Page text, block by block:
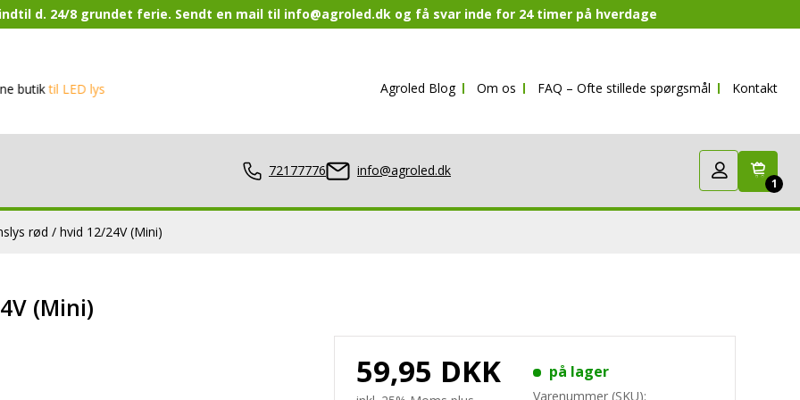
d. 24/8 grundet ferie. Sendt en mail til info@agroled.dk og få svar inde for 24 timer på hverdage
til LED lys Agroled Blog Om os FAQ – Ofte stillede spørgsmål Kontakt
72177776 info@agroled.dk
1
rød / hvid 12/24V (Mini)
(Mini)
59,95 DKK på lager
Varenummer (SKU):